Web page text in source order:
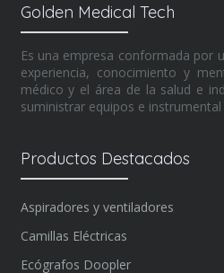
Golden Medical Tech
Es una empresa conformada por
experiencia, conocimiento y
médico y el área de la salud e
suministrar equipos e
Productos Destacados
Aspiradores y ventiladores
Camillas Eléctricas
Ecógrafos Doopler